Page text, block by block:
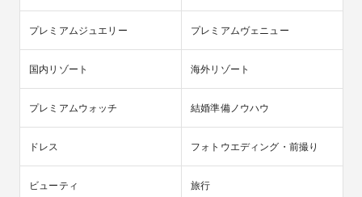
プレミアムジュエリー プレミアムヴェニュー
国内リゾート 海外リゾート
プレミアムウォッチ 結婚準備ノウハウ
ドレス フォトウエディング・前撮り
ビューティ 旅行